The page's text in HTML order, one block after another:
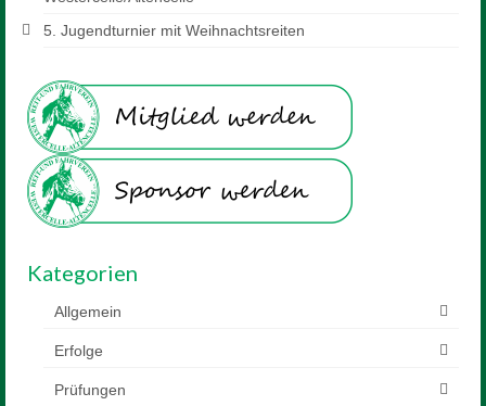
Schulpferde
Voltigieren
Preise
Anfahrt
Downloads
Kontakt
5. Jugendturnier mit Weihnachtsreiten
Kategorien
Allgemein
Erfolge
Prüfungen